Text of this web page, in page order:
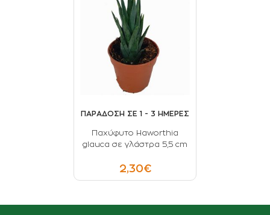
ΠΑΡΑΔΟΣΗ ΣΕ 1 - 3 ΗΜΕΡΕΣ
Παχύφυτο Haworthia
glauca σε γλάστρα 5,5 cm
2,30€